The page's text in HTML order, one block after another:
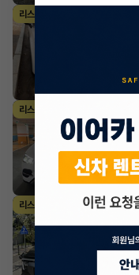
리스
조회
리스
2026년
월
지원금
조회
리스 KG모
월
조회
#저신용